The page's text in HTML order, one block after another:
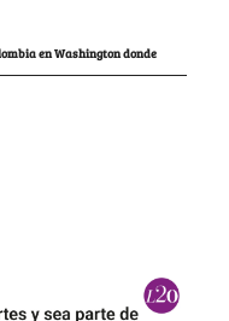
en Washington donde